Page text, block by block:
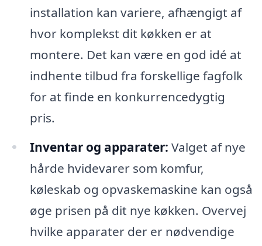
installation kan variere, afhængigt af
hvor komplekst dit køkken er at
montere. Det kan være en god idé at
indhente tilbud fra forskellige fagfolk
for at finde en konkurrencedygtig
pris.
Inventar og apparater: Valget af nye
hårde hvidevarer som komfur,
køleskab og opvaskemaskine kan også
øge prisen på dit nye køkken. Overvej
hvilke apparater der er nødvendige